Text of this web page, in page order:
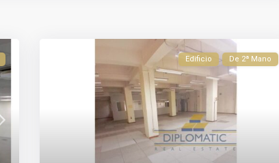
Edificio De 2ª Mano